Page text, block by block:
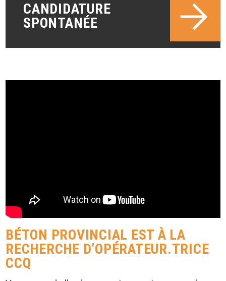
CANDIDATURE
SPONTANÉE
BÉTON PROVINCIAL EST À LA
RECHERCHE D’OPÉRATEUR.TRICE
CCQ